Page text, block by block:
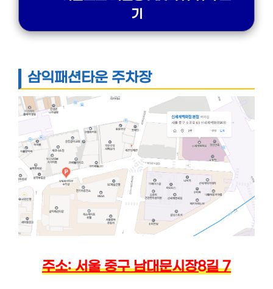
기
삼익패션타운 주차장
주소: 서울 중구 남대문시장8길 7